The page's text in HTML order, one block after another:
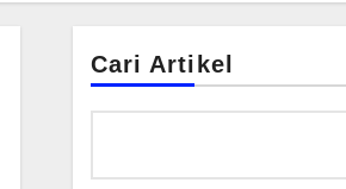
Cari Artikel